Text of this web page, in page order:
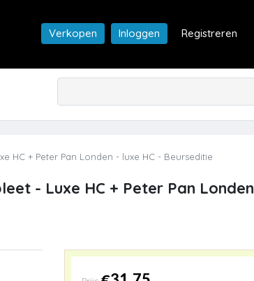
Verkopen Inloggen Registreren
HC + Peter Pan Londen - luxe HC - Beurseditie
- Luxe HC + Peter Pan Londen